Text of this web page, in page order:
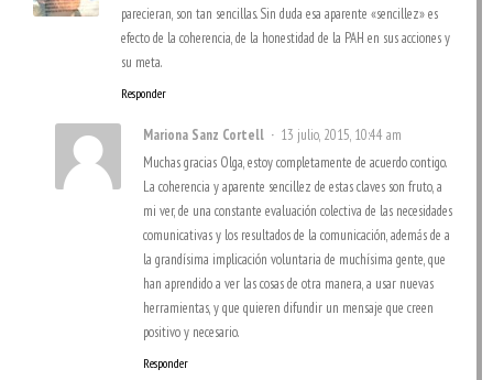
parecieran, son tan sencillas. Sin duda esa aparente «sencillez» es
efecto de la coherencia, de la honestidad de la PAH en sus acciones y
su meta.
Responder
Mariona Sanz Cortell
13 julio, 2015, 10:44 am
Muchas gracias Olga, estoy completamente de acuerdo contigo.
La coherencia y aparente sencillez de estas claves son fruto, a
mi ver, de una constante evaluación colectiva de las necesidades
comunicativas y los resultados de la comunicación, además de a
la grandísima implicación voluntaria de muchísima gente, que
han aprendido a ver las cosas de otra manera, a usar nuevas
herramientas, y que quieren difundir un mensaje que creen
positivo y necesario.
Responder